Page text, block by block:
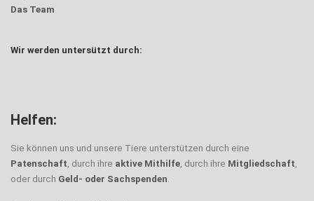
Das Team
Wir werden untersützt durch:
Helfen:
Sie können uns und unsere Tiere unterstützen durch eine
Patenschaft, durch ihre aktive Mithilfe, durch ihre Mitgliedschaft,
oder durch Geld- oder Sachspenden.